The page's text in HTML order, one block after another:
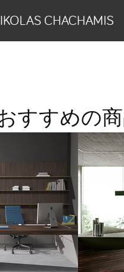
CHACHAMIS
すすめの